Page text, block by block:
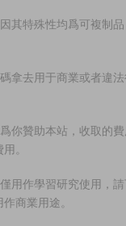
其特殊性均爲可複制品
去用于商業或者違法
你贊助本站，收取的費
。
用作學習研究使用，
商業用途。